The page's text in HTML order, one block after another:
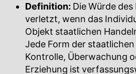
Definition: Die Würde
verletzt, wenn das
Objekt staatlichen
Jede Form der
Kontrolle, Überwachung
Erziehung ist